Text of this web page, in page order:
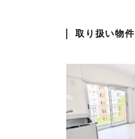
取り扱い物件